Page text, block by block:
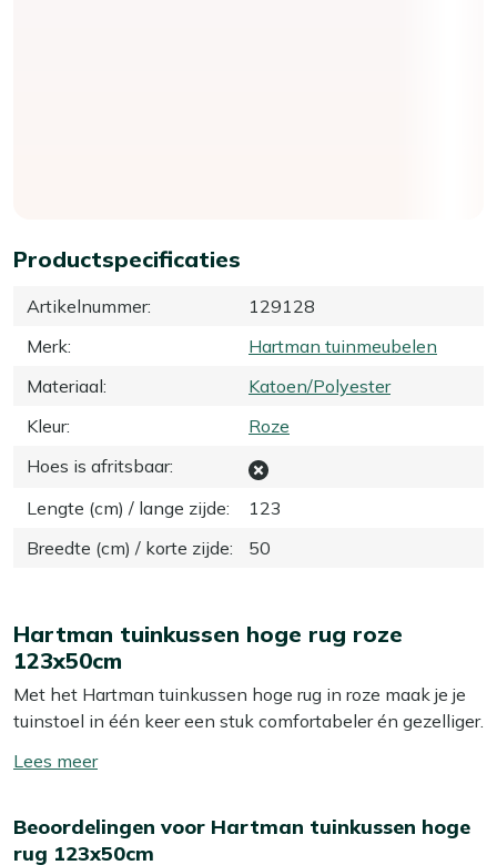
Productspecificaties
Artikelnummer:
129128
Merk:
Hartman tuinmeubelen
Materiaal:
Katoen/Polyester
Kleur:
Roze
Hoes is afritsbaar:
Lengte (cm) / lange zijde:
123
Breedte (cm) / korte zijde: 50
Hartman tuinkussen hoge rug roze
123x50cm
Met het Hartman tuinkussen hoge rug in roze maak je je
tuinstoel in één keer een stuk comfortabeler én gezelliger.
tuinstoelen met een hoge rug. Door het zachte
net wat langer lekker door. Ideaal als je op een
zomeravond nog een extra kop koffie (of iets sterkers)
Toon/verberg
Beoordelingen voor Hartman tuinkussen hoge
rug 123x50cm